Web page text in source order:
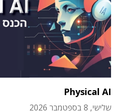
Physical AI
שלישי, 8 בספטמבר 2026